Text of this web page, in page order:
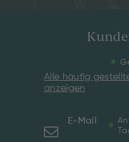
Alle häufig
anzeigen
E-Mail